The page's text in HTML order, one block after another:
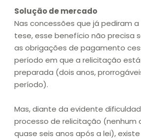
Solução de mercado
Nas concessões que já pediram
tese, esse benefício não precisa
as obrigações de pagamento
período em que a relicitação
preparada (dois anos,
período).
Mas, diante da evidente
processo de relicitação (nenhum
quase seis anos após a lei),